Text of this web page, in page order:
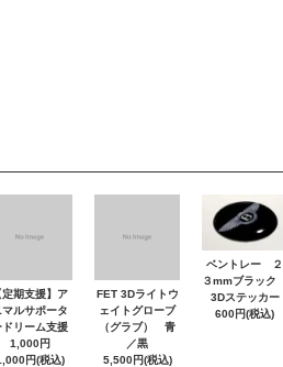
定期支援】ア
マルサポータ
ドリーム支援
1,000円
円(税込)
FET 3Dライトウ
ェイトグローブ
（グラブ） 青
／黒
5,500円(税込)
ベントレー ２
３mmブラック
3Dステッカー
600円(税込)